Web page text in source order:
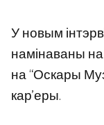
У новым
намінаваны
на “Оскары
кар’еры.